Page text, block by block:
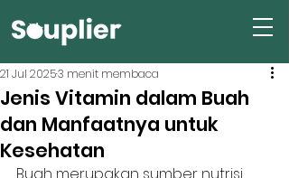
Jenis Vitamin dalam Buah
dan Manfaatnya untuk
Kesehatan
21 Jul 20253 menit membaca